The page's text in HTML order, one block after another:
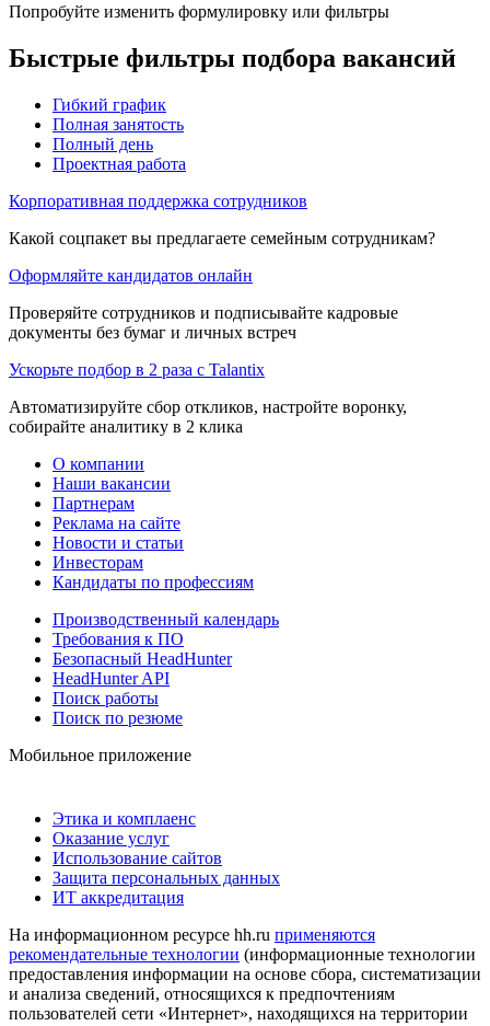
Попробуйте изменить формулировку или фильтры
Быстрые фильтры подбора вакансий
Гибкий график
Полная занятость
Полный день
Проектная работа
Корпоративная поддержка сотрудников
Какой соцпакет вы предлагаете семейным сотрудникам?
Оформляйте кандидатов онлайн
Проверяйте сотрудников и подписывайте кадровые
документы без бумаг и личных встреч
Ускорьте подбор в 2 раза с Talantix
Автоматизируйте сбор откликов, настройте воронку,
собирайте аналитику в 2 клика
О компании
Наши вакансии
Партнерам
Реклама на сайте
Новости и статьи
Инвесторам
Кандидаты по профессиям
Производственный календарь
Требования к ПО
Безопасный HeadHunter
HeadHunter API
Поиск работы
Поиск по резюме
Мобильное приложение
Этика и комплаенс
Оказание услуг
Использование сайтов
Защита персональных данных
ИТ аккредитация
На информационном ресурсе hh.ru применяются
рекомендательные технологии (информационные технологии
предоставления информации на основе сбора, систематизации
и анализа сведений, относящихся к предпочтениям
пользователей сети «Интернет», находящихся на территории